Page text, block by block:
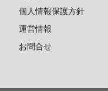
個人情報保護方針
運営情報
お問合せ